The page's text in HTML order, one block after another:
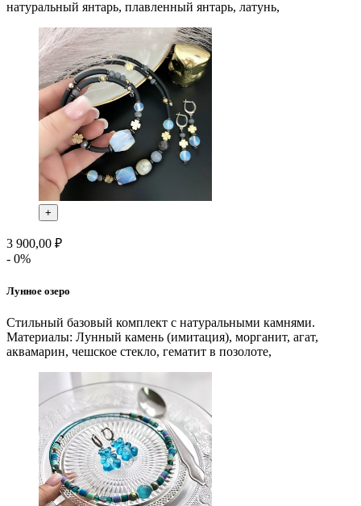
натуральный янтарь, плавленный янтарь, латунь,
+
3 900,00 ₽
- 0%
Лунное озеро
Стильный базовый комплект с натуральными камнями.
Материалы: Лунный камень (имитация), морганит, агат,
аквамарин, чешское стекло, гематит в позолоте,